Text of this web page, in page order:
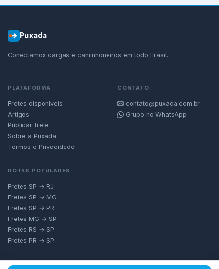
Puxada
Conectamos cargas e caminhoneiros em todo Brasil.
PLATAFORMA
Fretes disponíveis
Artigos
Publicar frete
Sobre a Puxada
Termos e Privacidade
CONTATO
contato@puxada.com.br
Grupo no WhatsApp
ROTAS POPULARES
Fretes SP → RJ
Fretes SP → MG
Fretes SP → PR
Fretes MG → SP
Fretes RS → SP
Fretes PR → SP